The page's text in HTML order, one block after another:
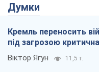
Думки
Кремль переносить
під загрозою
Віктор Ягун 11,5 т.